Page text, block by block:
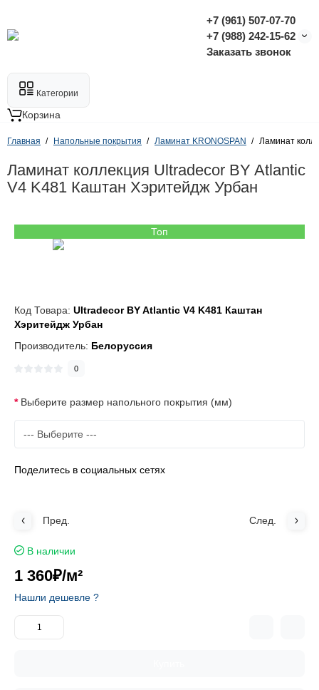
+7 (961) 507-07-70
+7 (988) 242-15-62
Заказать звонок
Категории
Корзина
Главная Напольные покрытия Ламинат KRONOSPAN Ламинат
Ламинат коллекция Ultradecor BY Atlantic
V4 K481 Каштан Хэритейдж Урбан
Топ
Код Товара: Ultradecor BY Atlantic V4 K481 Каштан
Хэритейдж Урбан
Производитель: Белоруссия
0
Выберите размер напольного покрытия (мм)
Поделитесь в социальных сетях
Пред. След.
В наличии
1 360₽/м²
Нашли дешевле ?